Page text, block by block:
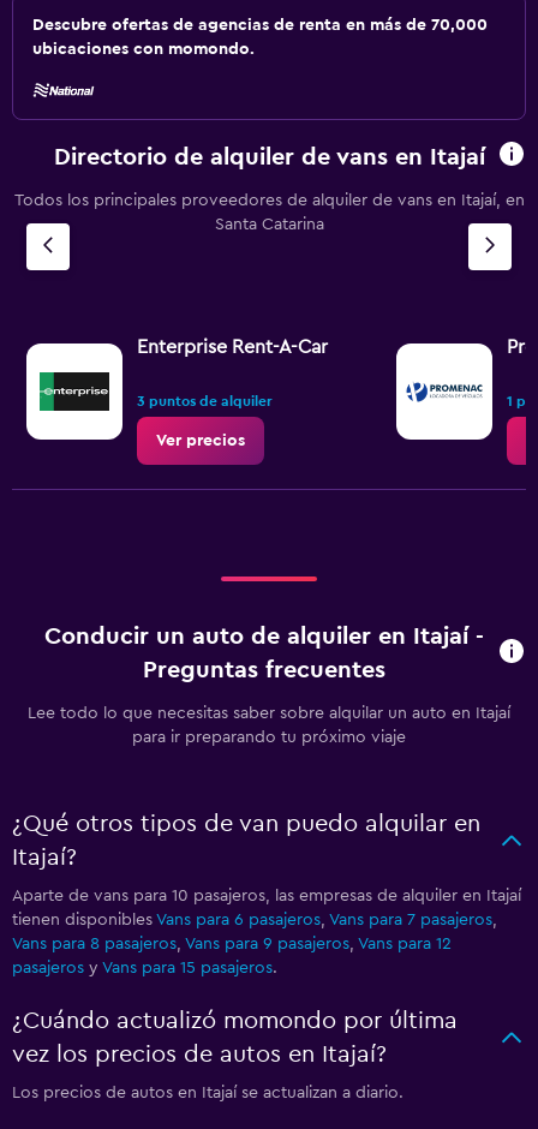
Descubre ofertas de agencias de renta en más de 70,000
ubicaciones con momondo.
Directorio de alquiler de vans en Itajaí
Todos los principales proveedores de alquiler de vans en Itajaí, en
Santa Catarina
Enterprise Rent-A-Car
3 puntos de alquiler
Ver precios
1
Conducir un auto de alquiler en Itajaí -
Preguntas frecuentes
Lee todo lo que necesitas saber sobre alquilar un auto en Itajaí
para ir preparando tu próximo viaje
¿Qué otros tipos de van puedo alquilar en
Itajaí?
Aparte de vans para 10 pasajeros, las empresas de alquiler en Itajaí
tienen disponibles Vans para 6 pasajeros, Vans para 7 pasajeros,
Vans para 8 pasajeros, Vans para 9 pasajeros, Vans para 12
pasajeros y Vans para 15 pasajeros.
¿Cuándo actualizó momondo por última
vez los precios de autos en Itajaí?
Los precios de autos en Itajaí se actualizan a diario.